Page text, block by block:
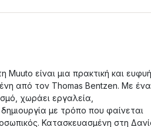
είναι μια πρακτική και
από τον Thomas Bentzen. Με
χωράει εργαλεία,
δημιουργία με τρόπο που φαίνεται
Κατασκευασμένη στη